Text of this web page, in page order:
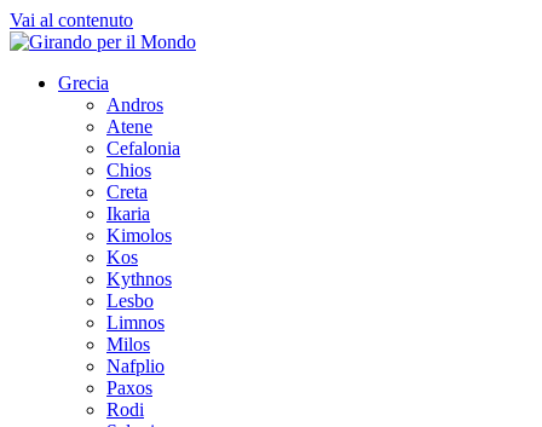
Vai al contenuto
Grecia
Andros
Atene
Cefalonia
Chios
Creta
Ikaria
Kimolos
Kos
Kythnos
Lesbo
Limnos
Milos
Nafplio
Paxos
Rodi